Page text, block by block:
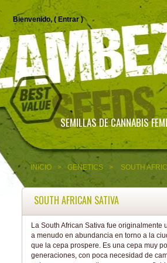
Bienvenido, ( Entrar)
SEMILLAS DE CANNABIS
INICIO > GENETICS > SOUTH
SOUTH AFRICAN SATIVA
La South African Sativa fue
a menudo en abundancia en torno a la
que la cepa prospere. Es una cepa muy
generaciones, con poca necesidad de